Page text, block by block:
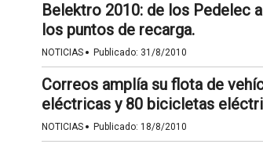
Belektro 2010: de los Pedelec
los puntos de recarga.
NOTICIAS · Publicado: 31/8/2010
Correos amplía su flota de
eléctricas y 80 bicicletas
NOTICIAS · Publicado: 18/8/2010